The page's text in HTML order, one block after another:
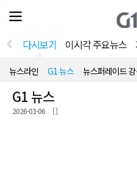
전
체
뉴
열
다시보기 이시각 주요뉴스
뉴스라인 G1 뉴스 뉴스퍼레이드
G1 뉴스
2026-03-06 [ ]